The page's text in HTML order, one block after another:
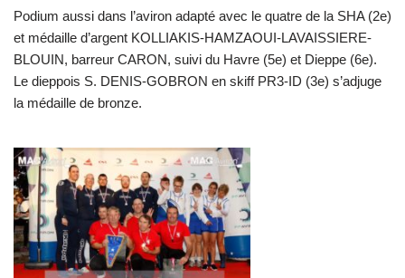
Podium aussi dans l’aviron adapté avec le quatre de la SHA (2e)
et médaille d’argent KOLLIAKIS-HAMZAOUI-LAVAISSIERE-
BLOUIN, barreur CARON, suivi du Havre (5e) et Dieppe (6e).
Le dieppois S. DENIS-GOBRON en skiff PR3-ID (3e) s’adjuge
la médaille de bronze.